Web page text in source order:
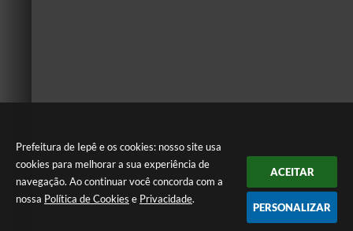
Prefeitura de Iepê e os cookies: nosso site usa
cookies para melhorar a sua experiência de
navegação. Ao continuar você concorda com a
nossa Política de Cookies e Privacidade.
ACEITAR
PERSONALIZAR